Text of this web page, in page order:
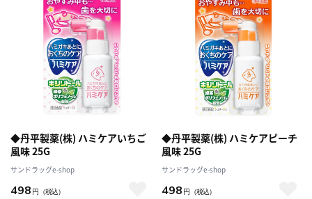
◆丹平製薬(株) ハミケアいちご
風味 25G
サンドラッグe-shop
498 円 （税込）
◆丹平製薬(株) ハミケアピーチ
風味 25G
サンドラッグe-shop
498 円 （税込）